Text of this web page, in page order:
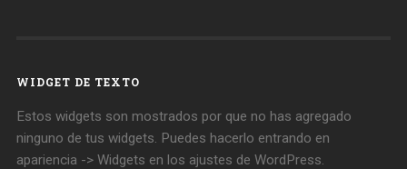
WIDGET DE TEXTO
Estos widgets son mostrados por que no has agregado
ninguno de tus widgets. Puedes hacerlo entrando en
apariencia -> Widgets en los ajustes de WordPress.